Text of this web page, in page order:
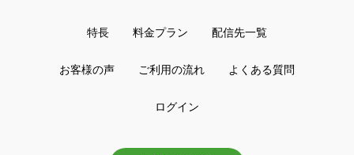
特長 料金プラン 配信先一覧
お客様の声 ご利用の流れ よくある質問
ログイン